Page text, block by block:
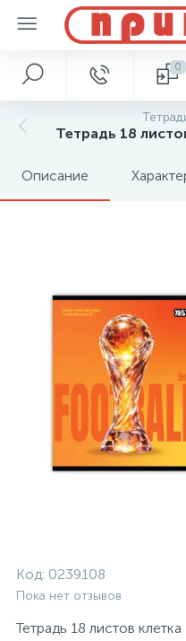
0
Тетрадь 18
Описание
Код: 0239108
Пока нет отзывов
Тетрадь 18 листов